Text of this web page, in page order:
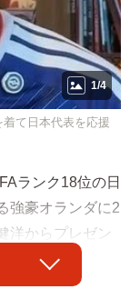
1/4
て日本代表を応援
ランク18位の日
強豪オランダに2
洋からプレゼン
用して応援し
TikTokを更新。